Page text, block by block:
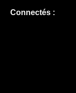
Connectés :